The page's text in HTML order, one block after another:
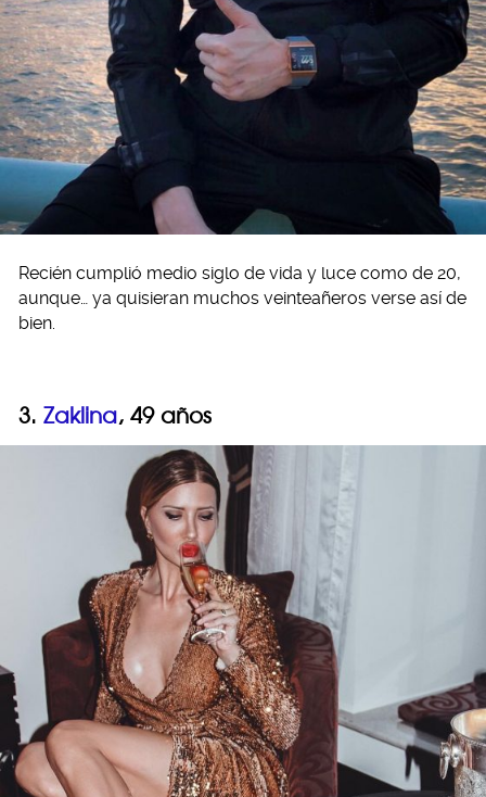
Recién cumplió medio siglo de vida y luce como de 20,
aunque… ya quisieran muchos veinteañeros verse así de
bien.
3. Zaklina, 49 años